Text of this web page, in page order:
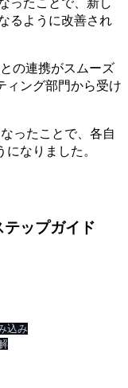
るように改善され
の連携がスムーズ
ィング部門から受け
ったことで、各自
なりました。
ップガイド
込み